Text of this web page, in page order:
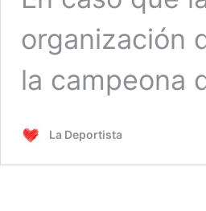
organización
la campeona
La Deportista